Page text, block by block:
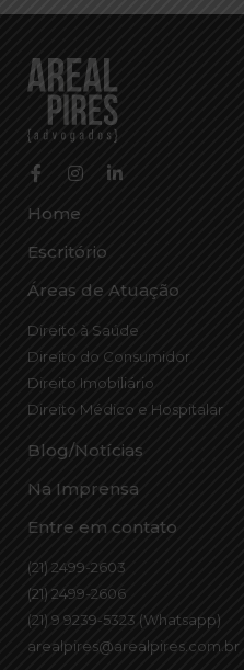
Home
Escritório
Áreas de Atuação
Direito à Saúde
Direito do Consumidor
Direito Imobiliário
Direito Médico e Hospitalar
Blog/Notícias
Na Imprensa
Entre em contato
(21) 2499-2603
(21) 2499-2606
(21) 9 9239-5323 (Whatsapp)
arealpires@arealpires.com.br